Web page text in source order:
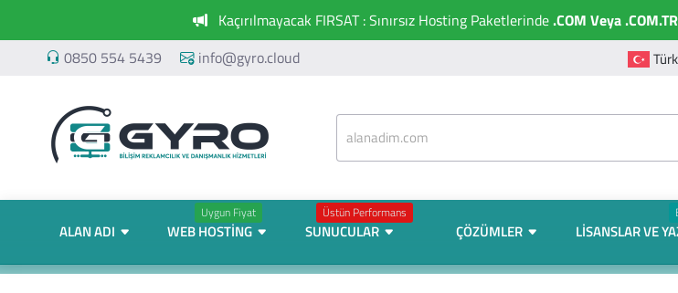
Kaçırılmayacak FIRSAT : Sınırsız Hosting Paketlerinde .COM Veya .COM.TR
0850 554 5439
info@gyro.cloud
ALAN ADI
Uygun Fiyat
WEB HOSTING
Üstün Performans
SUNUCULAR ÇÖZÜMLER LISANSLAR VE